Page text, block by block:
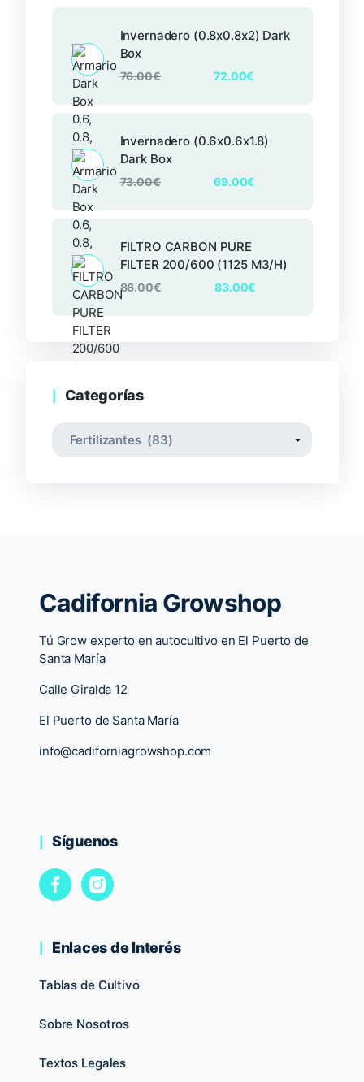
Invernadero (0.8x0.8x2) Dark
Box
76.00€ 72.00€
Invernadero (0.6x0.6x1.8)
Dark Box
73.00€ 69.00€
FILTRO CARBON PURE
FILTER 200/600 (1125 M3/H)
86.00€ 83.00€
Categorías
Cadifornia Growshop
Tú Grow experto en autocultivo en El Puerto de
Santa María
Calle Giralda 12
El Puerto de Santa María
info@cadiforniagrowshop.com
Síguenos
Enlaces de Interés
Tablas de Cultivo
Sobre Nosotros
Textos Legales